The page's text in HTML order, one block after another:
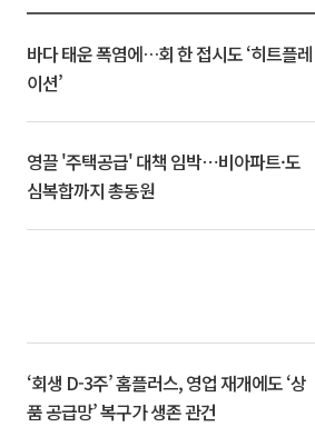
바다 태운 폭염에…회 한 접시도 ‘히트플레
이션’
영끌 '주택공급' 대책 임박⋯비아파트·도
심복합까지 총동원
‘회생 D-3주’ 홈플러스, 영업 재개에도 ‘상
품 공급망’ 복구가 생존 관건